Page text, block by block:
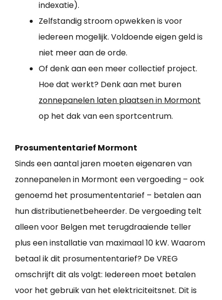
indexatie).
Zelfstandig stroom opwekken is voor
iedereen mogelijk. Voldoende eigen geld is
niet meer aan de orde.
Of denk aan een meer collectief project.
Hoe dat werkt? Denk aan met buren
zonnepanelen laten plaatsen in Mormont
op het dak van een sportcentrum.
Prosumententarief Mormont
Sinds een aantal jaren moeten eigenaren van
zonnepanelen in Mormont een vergoeding – ook
genoemd het prosumententarief – betalen aan
hun distributienetbeheerder. De vergoeding telt
alleen voor Belgen met terugdraaiende teller
plus een installatie van maximaal 10 kW. Waarom
betaal ik dit prosumententarief? De VREG
omschrijft dit als volgt: Iedereen moet betalen
voor het gebruik van het elektriciteitsnet. Dit is